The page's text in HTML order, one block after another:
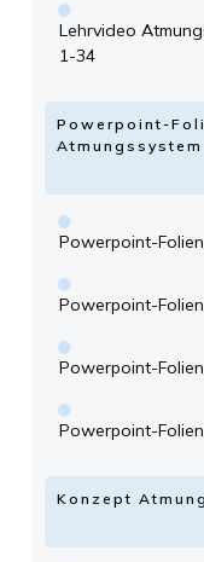
Lehrvideo
1-34
Powerpoint-
Atmungssystem
Powerpoint-
Powerpoint-
Powerpoint-
Powerpoint-
Konzept